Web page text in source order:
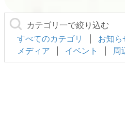
カテゴリ一で絞り込む
すべてのカテゴリ
お知ら
メディア
イベント 周